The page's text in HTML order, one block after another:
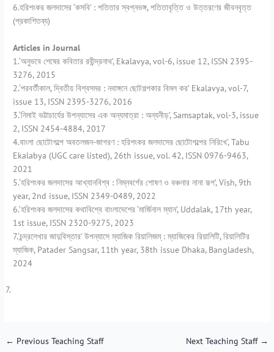
6.হরিশংকর জলদাসের ‘কসবি’ : পতিতার স্বপ্নভঙ্গ, পতিতাবৃত্তি ও উত্তরণের জীবনবৃত্ত
(প্রকাশিতব্য)
Articles in Journal
1.‘অনুভবে শেষের কবিতার রবীন্দ্রনাথ’, Ekalavya, vol-6, issue 12, ISSN 2395-
3276, 2015
2.‘পরবর্তীকাল, দ্বিতীয় বিশ্বসমর : নবাঙ্গনে ছোটগল্পকার বিমল কর’ Ekalavya, vol-7,
issue 13, ISSN 2395-3276, 2016
3.‘নিমাই ভট্টাচার্যের উপন্যাসের এক অন্যমাত্রা : অন্যনীড়’, Samsaptak, vol-3, issue
2, ISSN 2454-4884, 2017
4.বাংলা ছোটোগল্পে অবতলজন-জাগরণ : হরিশংকর জলদাসের ছোটোগল্পের নিরিখে’, Tabu
Ekalabya (UGC care listed), 26th issue, vol. 42, ISSN 0976-9463,
2021
5.‘হরিশংকর জলদাসের আখ্যানবিশ্ব : নিম্নবর্গের শোষণ ও বঞ্চনার নানা রূপ’, Vish, 9th
year, 2nd issue, ISSN 2349-0489, 2022
6.‘হরিশংকর জলদাসের কথাবিশ্বে বাংলাদেশের ‘মার্জিনাল ম্যান’, Uddalak, 17th year,
1st issue, ISSN 2320-9275, 2023
7.‘চন্দ্রলেখার জাদুবিস্তার’ উপন্যাসে ম্যাজিক রিয়ালিজম্‌ : ম্যাজিকের রিয়ালিটি, রিয়ালিটির
ম্যাজিক, Patader Sangsar, 11th year, 38th issue Dhaka, Bangladesh,
2024
← Previous Teaching Staff Next Teaching Staff →